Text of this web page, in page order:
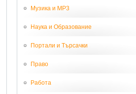
Музика и MP3
Наука и Образование
Портали и Търсачки
Право
Работа